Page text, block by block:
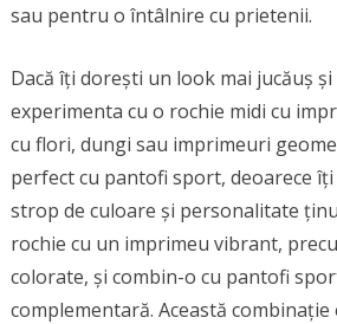
sau pentru o întâlnire cu prietenii.
Dacă îți dorești un look mai jucăuș
experimenta cu o rochie midi cu
cu flori, dungi sau imprimeuri
perfect cu pantofi sport, deoarece
strop de culoare și personalitate
rochie cu un imprimeu vibrant,
colorate, și combin-o cu pantofi
complementară. Această